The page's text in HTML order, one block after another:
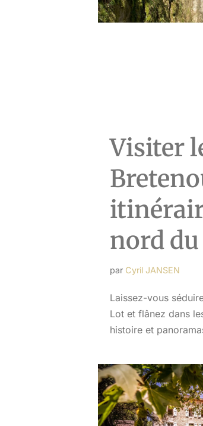
Visiter
nord
par Cyril JANSEN
Laissez-vous
Lot et flânez dans
histoire et